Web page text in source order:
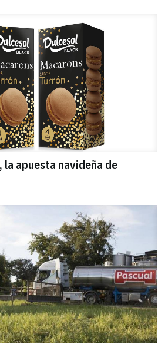
la apuesta navideña de